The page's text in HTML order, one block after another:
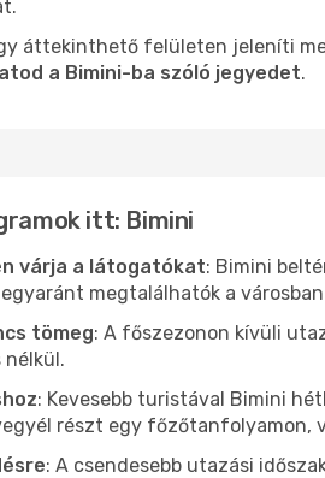
áttekinthető felületen jeleníti
a Bimini-ba szóló jegyedet.
itt: Bimini
várja a látogatókat: Bimini
megtalálhatók a
tömeg: A főszezonon kívüli
nélkül.
: Kevesebb turistával Bimini
részt egy főzőtanfolyamon,
: A csendesebb utazási